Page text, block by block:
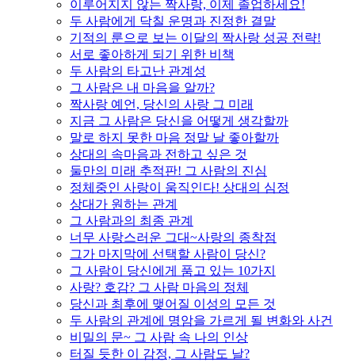
이루어지지 않는 짝사랑, 이제 졸업하세요!
두 사람에게 닥칠 운명과 진정한 결말
기적의 룬으로 보는 이달의 짝사랑 성공 전략!
서로 좋아하게 되기 위한 비책
두 사람의 타고난 관계성
그 사람은 내 마음을 알까?
짝사랑 예언, 당신의 사랑 그 미래
지금 그 사람은 당신을 어떻게 생각할까
말로 하지 못한 마음 정말 날 좋아할까
상대의 속마음과 전하고 싶은 것
둘만의 미래 추적판! 그 사람의 진심
정체중인 사랑이 움직인다! 상대의 심정
상대가 원하는 관계
그 사람과의 최종 관계
너무 사랑스러운 그대~사랑의 종착점
그가 마지막에 선택할 사람이 당신?
그 사람이 당신에게 품고 있는 10가지
사랑? 호감? 그 사람 마음의 정체
당신과 최후에 맺어질 이성의 모든 것
두 사람의 관계에 명암을 가르게 될 변화와 사건
비밀의 문~ 그 사람 속 나의 인상
터질 듯한 이 감정, 그 사람도 날?